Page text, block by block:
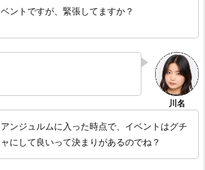
ントですが、緊張してますか？
ンジュルムに入った時点で、イベントはグチ
にして良いって決まりがあるのでね？